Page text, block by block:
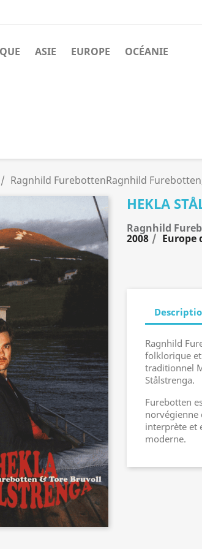
ASIE EUROPE OCÉANIE
Ragnhild FurebottenRagnhild
HEKLA
Ragnhild
2008 Europe
Ragnhild
folklorique
traditionnel
Stålstrenga.
Furebotten
interprète et
moderne.